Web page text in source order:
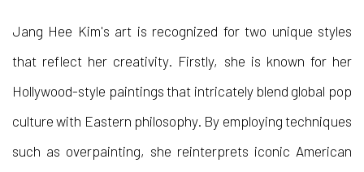
Jang Hee Kim's art is recognized for two unique styles
that reflect her creativity. Firstly, she is known for her
Hollywood-style paintings that intricately blend global pop
culture with Eastern philosophy. By employing techniques
such as overpainting, she reinterprets iconic American